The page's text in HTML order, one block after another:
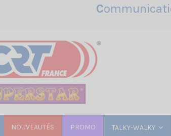
C
NOUVEAUTÉS PROMO TALKY-WALKY